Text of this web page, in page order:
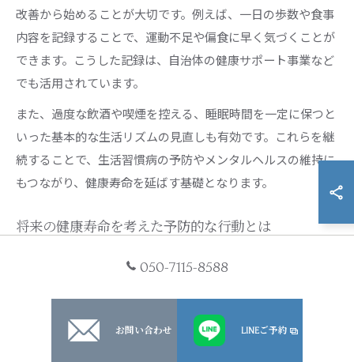
改善から始めることが大切です。例えば、一日の歩数や食事
内容を記録することで、運動不足や偏食に早く気づくことが
できます。こうした記録は、自治体の健康サポート事業など
でも活用されています。
また、過度な飲酒や喫煙を控える、睡眠時間を一定に保つと
いった基本的な生活リズムの見直しも有効です。これらを継
続することで、生活習慣病の予防やメンタルヘルスの維持に
もつながり、健康寿命を延ばす基礎となります。
将来の健康寿命を考えた予防的な行動とは
将来の健康寿命を考えた予防的な行動としては、定期的な健
療によって重症化を防ぎ、長期的な自立生活を守ることがで
きます。自治体や国の取り組みでも、若年層からの検診受診
050-7115-8588
お問い合わせ LINEご予約